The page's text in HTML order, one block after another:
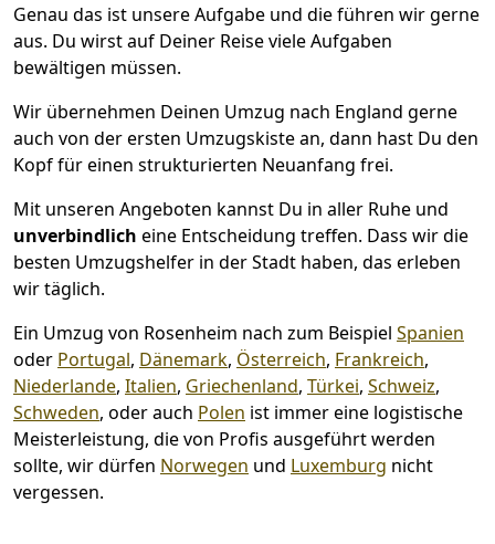
Genau das ist unsere Aufgabe und die führen wir gerne
aus. Du wirst auf Deiner Reise viele Aufgaben
bewältigen müssen.
Wir übernehmen Deinen Umzug nach England gerne
auch von der ersten Umzugskiste an, dann hast Du den
Kopf für einen strukturierten Neuanfang frei.
Mit unseren Angeboten kannst Du in aller Ruhe und
unverbindlich eine Entscheidung treffen. Dass wir die
besten Umzugshelfer in der Stadt haben, das erleben
wir täglich.
Ein Umzug von Rosenheim nach zum Beispiel Spanien
oder Portugal, Dänemark, Österreich, Frankreich,
Niederlande, Italien, Griechenland, Türkei, Schweiz,
Schweden, oder auch Polen ist immer eine logistische
Meisterleistung, die von Profis ausgeführt werden
sollte, wir dürfen Norwegen und Luxemburg nicht
vergessen.